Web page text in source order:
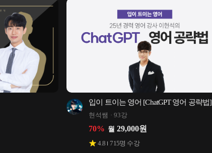
입이 트이는 영어 [ChatGPT 영어 공략법]
현석쌤 93강
70% 월 29,000원
4.8 715명 수강